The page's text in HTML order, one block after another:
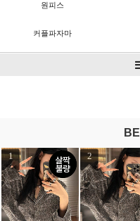
원피스
커플파자마
1 2